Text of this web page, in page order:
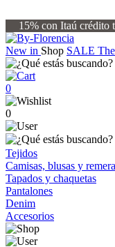
15% con Itaú crédito
New in Shop SALE
0
0
Tejidos
Camisas, blusas y
Tapados y chaquetas
Pantalones
Denim
Accesorios